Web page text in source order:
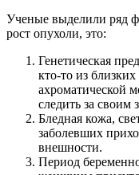
Ученые выделили ряд
рост опухоли, это:
Генетическая
кто-то из
ахроматической
следить за своим
Бледная кожа,
заболевших
внешности.
Период